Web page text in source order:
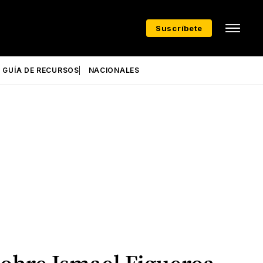
Suscríbete
GUÍA DE RECURSOS NACIONALES